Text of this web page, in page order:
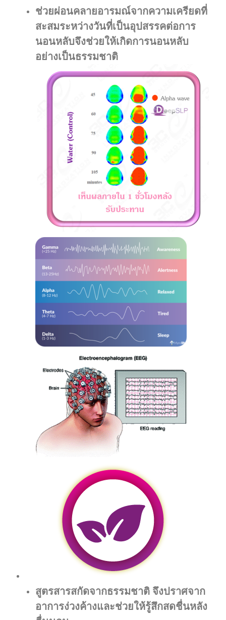
ช่วยผ่อนคลายอารมณ์จากความเครียดที่
สะสมระหว่างวันที่เป็นอุปสรรคต่อการ
นอนหลับจึงช่วยให้เกิดการนอนหลับ
อย่างเป็นธรรมชาติ
สูตรสารสกัดจากธรรมชาติ จึงปราศจาก
อาการง่วงค้างและช่วยให้รู้สึกสดชื่นหลัง